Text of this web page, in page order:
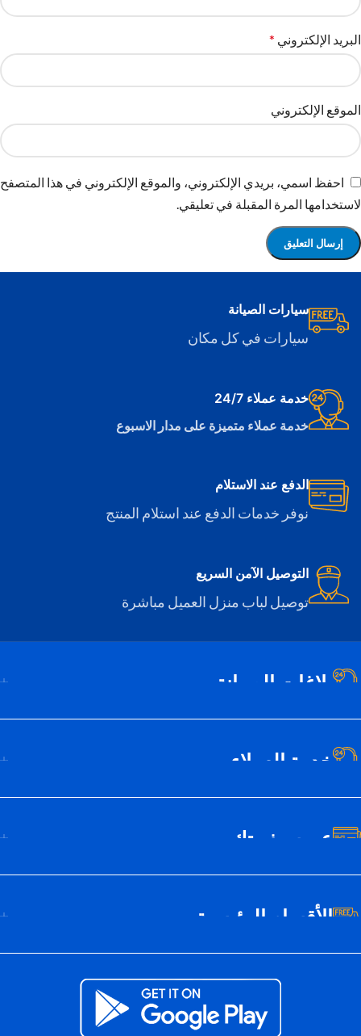
البريد الإلكتروني *
الموقع الإلكتروني
احفظ اسمي، بريدي الإلكتروني، والموقع الإلكتروني في هذا المتصفح
لاستخدامها المرة المقبلة في تعليقي.
سيارات الصيانة
سيارات في كل مكان
خدمة عملاء 24/7
خدمة عملاء متميزة على مدار الاسبوع
الدفع عند الاستلام
نوفر خدمات الدفع عند استلام المنتج
التوصيل الآمن السريع
توصيل لباب منزل العميل مباشرة
بلاغات الصيانة
خدمة العملاء
عن سيف تك
الأقسام الرئيسية